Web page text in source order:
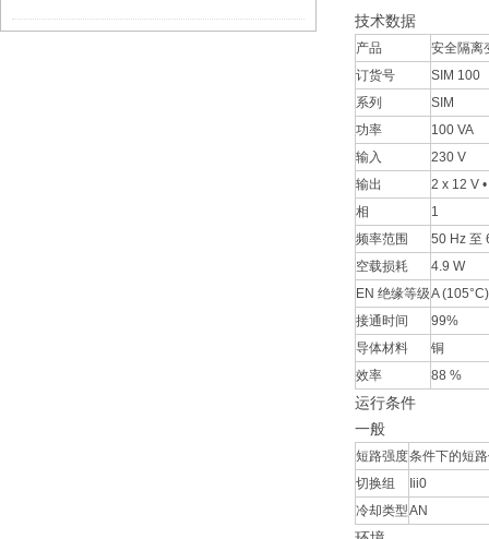
技术数据
产品
安全隔离
订货号
SIM 100
系列
SIM
功率
100 VA
输入
230 V
输出
2 x 12 V
相
1
频率范围
50 Hz 至
空载损耗
4.9 W
EN 绝缘等级A (105°C)
接通时间
99%
导体材料
铜
效率
88 %
运行条件
一般
短路强度条件下的短
切换组
Iii0
冷却类型AN